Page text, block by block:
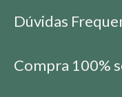
Dúvidas
Compra 100%